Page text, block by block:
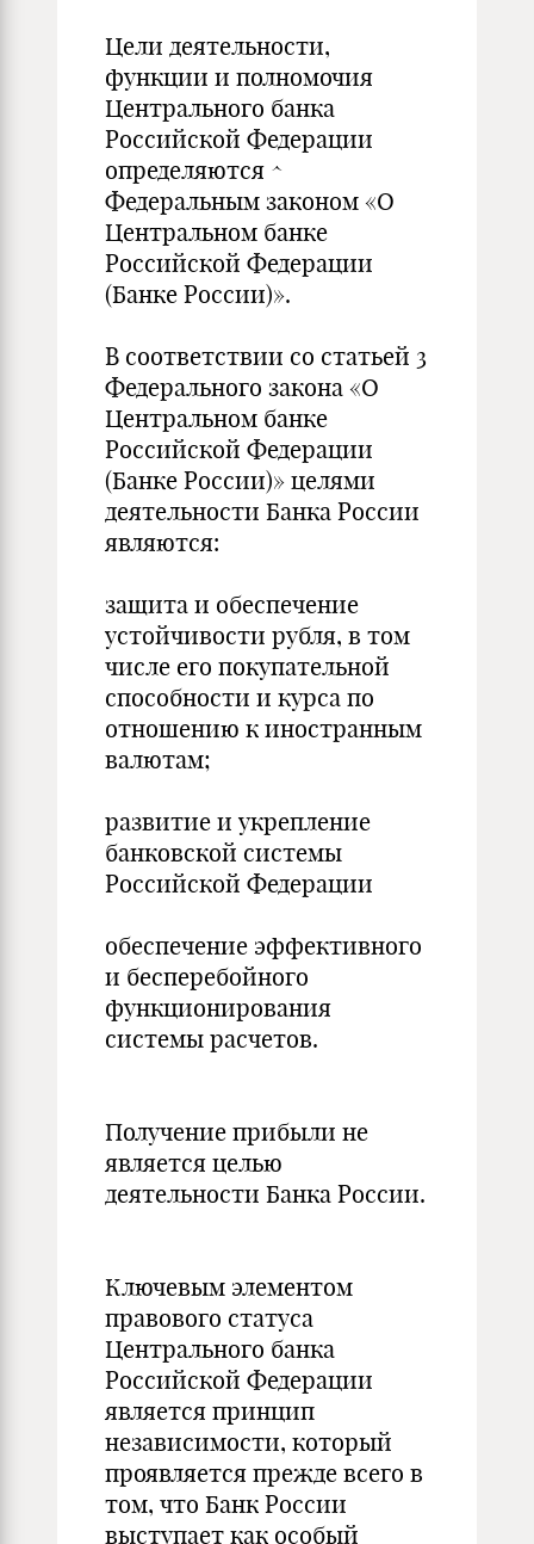
Цели деятельности,
функции и полномочия
Центрального банка
Российской Федерации
определяются ^
Федеральным законом «О
Центральном банке
Российской Федерации
(Банке России)».
В соответствии со статьей 3
Федерального закона «О
Центральном банке
Российской Федерации
(Банке России)» целями
деятельности Банка России
являются:
защита и обеспечение
устойчивости рубля, в том
числе его покупательной
способности и курса по
отношению к иностранным
валютам;
развитие и укрепление
банковской системы
Российской Федерации
обеспечение эффективного
и бесперебойного
функционирования
системы расчетов.
Получение прибыли не
является целью
деятельности Банка России.
Ключевым элементом
правового статуса
Центрального банка
Российской Федерации
является принцип
независимости, который
проявляется прежде всего в
том, что Банк России
выступает как особый